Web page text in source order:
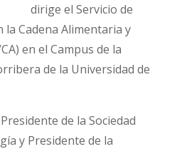
dirige el Servicio de
la Cadena Alimentaria y
en el Campus de la
de la Universidad de
de la Sociedad
y Presidente de la